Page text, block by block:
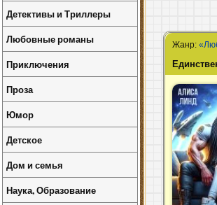
Жанр:
Детективы и Триллеры
Любовные романы
Приключения
Проза
Юмор
Детское
Дом и семья
Наука, Образование